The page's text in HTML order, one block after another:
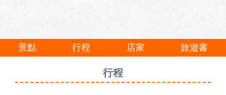
景點 行程 店家 旅遊書
行程